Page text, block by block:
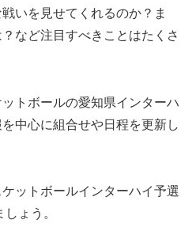
いを見せてくれるのか？ま
など注目すべきことはたくさ
トボールの愛知県インターハ
中心に組合せや日程を更新し
ットボールインターハイ予選
ょう。